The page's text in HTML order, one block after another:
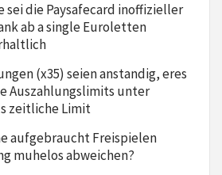
die Paysafecard inoffizieller
ab a single Euroletten
(x35) seien anstandig, eres
Auszahlungslimits unter
zeitliche Limit
aufgebraucht Freispielen
muhelos abweichen?